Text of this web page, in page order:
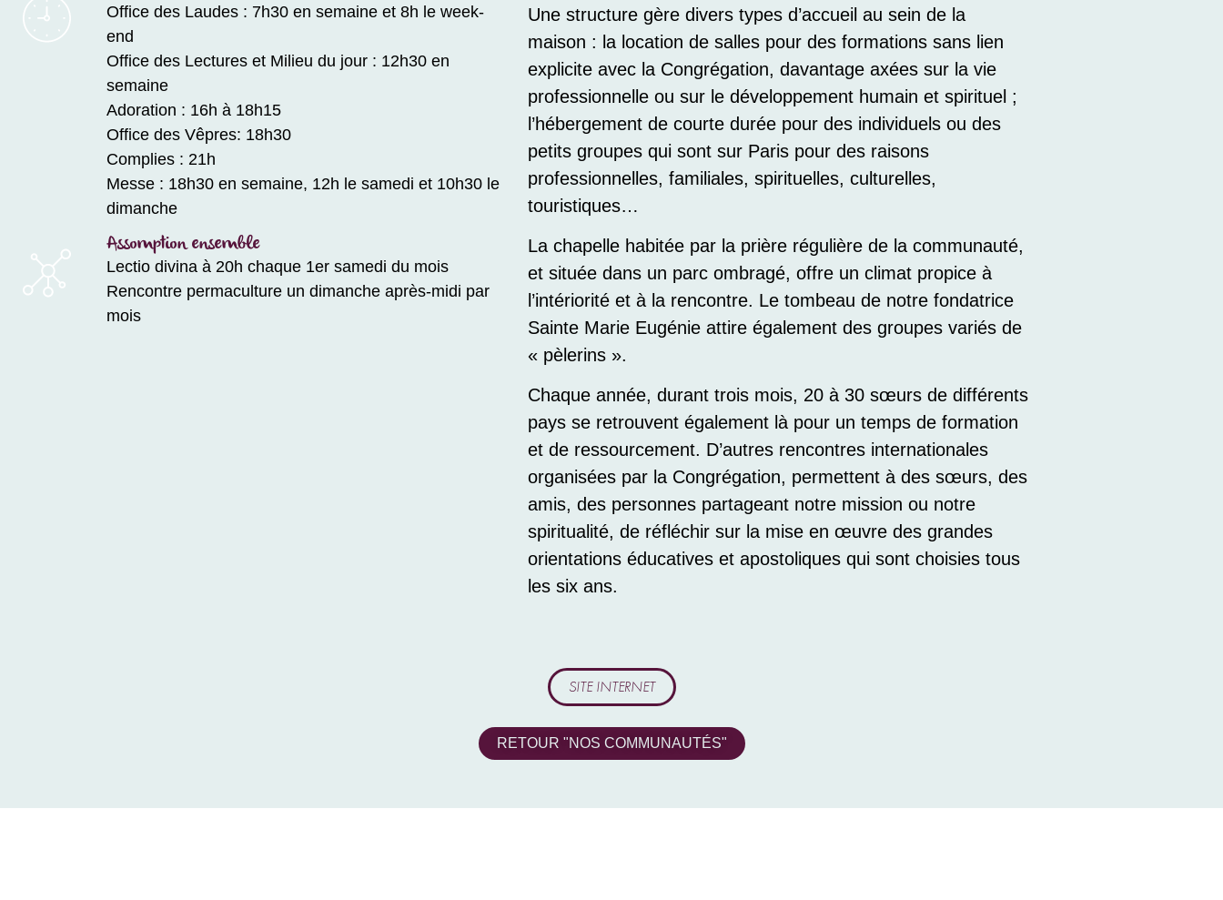
Office des Laudes : 7h30 en semaine et 8h le week-
end
Office des Lectures et Milieu du jour : 12h30 en
semaine
Adoration : 16h à 18h15
Office des Vêpres: 18h30
Complies : 21h
Messe : 18h30 en semaine, 12h le samedi et 10h30 le
dimanche
Assomption ensemble
Lectio divina à 20h chaque 1er samedi du mois
Rencontre permaculture un dimanche après-midi par
mois
Une structure gère divers types d’accueil au sein de la
maison : la location de salles pour des formations sans lien
explicite avec la Congrégation, davantage axées sur la vie
professionnelle ou sur le développement humain et spirituel ;
l’hébergement de courte durée pour des individuels ou des
petits groupes qui sont sur Paris pour des raisons
professionnelles, familiales, spirituelles, culturelles,
touristiques…
La chapelle habitée par la prière régulière de la communauté,
et située dans un parc ombragé, offre un climat propice à
l’intériorité et à la rencontre. Le tombeau de notre fondatrice
Sainte Marie Eugénie attire également des groupes variés de
« pèlerins ».
Chaque année, durant trois mois, 20 à 30 sœurs de différents
pays se retrouvent également là pour un temps de formation
et de ressourcement. D’autres rencontres internationales
organisées par la Congrégation, permettent à des sœurs, des
amis, des personnes partageant notre mission ou notre
spiritualité, de réfléchir sur la mise en œuvre des grandes
orientations éducatives et apostoliques qui sont choisies tous
les six ans.
SITE INTERNET
RETOUR "NOS COMMUNAUTÉS"